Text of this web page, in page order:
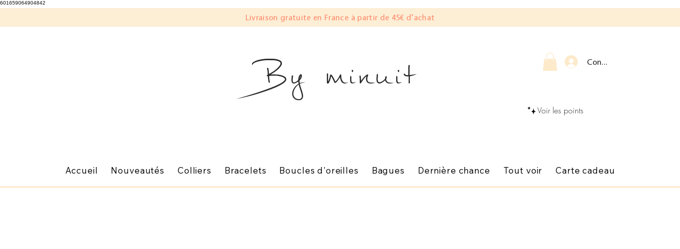
601659064904842
Livraison gratuite en France à partir de 45€ d'achat
By minuit Connexion
Voir les points
Accueil Nouveautés Colliers Bracelets Boucles d'oreilles Bagues Dernière chance Tout voir Carte cadeau